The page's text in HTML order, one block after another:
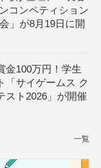
コンペティション
」が8月19日に開
金100万円！学生
「サイゲームス ク
スト2026」が開催
一覧